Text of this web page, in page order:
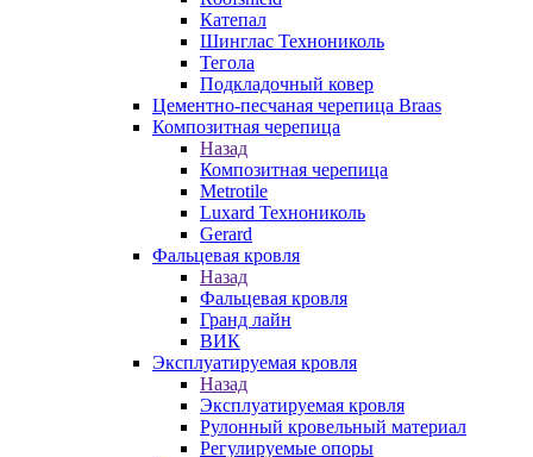
Катепал
Шинглас Технониколь
Тегола
Подкладочный ковер
Цементно-песчаная черепица Braas
Композитная черепица
Назад
Композитная черепица
Metrotile
Luxard Технониколь
Gerard
Фальцевая кровля
Назад
Фальцевая кровля
Гранд лайн
ВИК
Эксплуатируемая кровля
Назад
Эксплуатируемая кровля
Рулонный кровельный материал
Регулируемые опоры